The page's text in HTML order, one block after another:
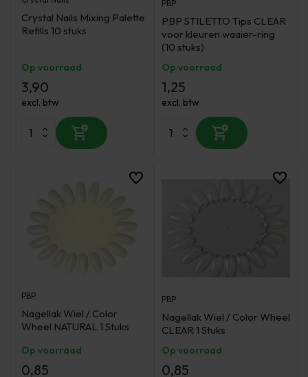
Crystal Nails Mixing Palette
Refills 10 stuks
Op voorraad
3,90
excl. btw
PBP
PBP STILETTO Tips CLEAR
voor kleuren waaier-ring
(10 stuks)
Op voorraad
1,25
excl. btw
PBP
Nagellak Wiel / Color
Wheel NATURAL 1 Stuks
Op voorraad
0,85
PBP
Nagellak Wiel / Color Wheel
CLEAR 1 Stuks
Op voorraad
0,85